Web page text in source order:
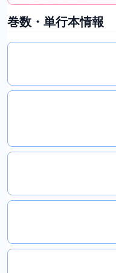
巻数・単行本情報